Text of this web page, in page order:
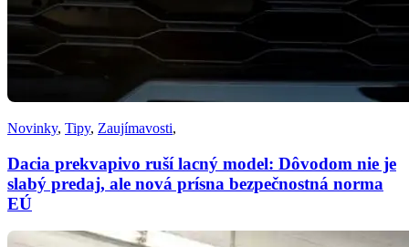
Novinky, Tipy, Zaujímavosti,
Dacia prekvapivo ruší lacný model: Dôvodom nie je
slabý predaj, ale nová prísna bezpečnostná norma
EÚ